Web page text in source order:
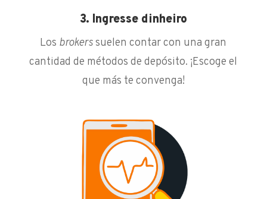
3. Ingresse dinheiro
Los brokerssuelen contar con una gran
cantidad de métodos de depósito. ¡Escoge el
que más te convenga!